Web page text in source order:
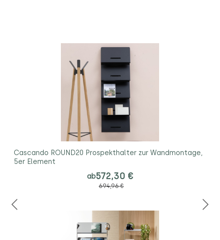
Cascando ROUND20 Prospekthalter zur Wandmontage,
5er Element
ab572,30 €
694,96 €